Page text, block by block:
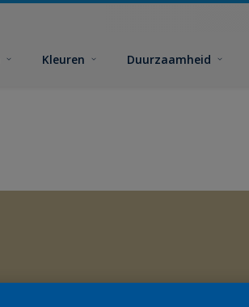
Kleuren Duurzaamheid